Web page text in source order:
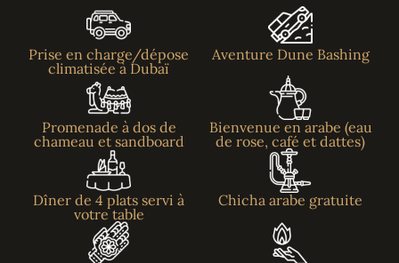
Prise en charge/dépose
climatisée à Dubaï
Aventure Dune Bashing
Promenade à dos de
chameau et sandboard
Bienvenue en arabe (eau
de rose, café et dattes)
Dîner de 4 plats servi à
votre table
Chicha arabe gratuite